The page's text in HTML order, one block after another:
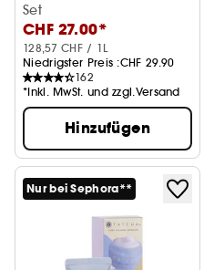
Set
CHF 27.00*
128,57 CHF / 1L
Niedrigster Preis :CHF 29.90
162
*Inkl. MwSt. und zzgl.Versand
Hinzufügen
Nur bei Sephora**